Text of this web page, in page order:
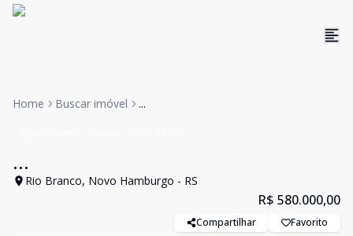
Home Buscar imóvel ...
...
Rio Branco, Novo Hamburgo - RS
R$ 580.000,00
Compartilhar Favorito